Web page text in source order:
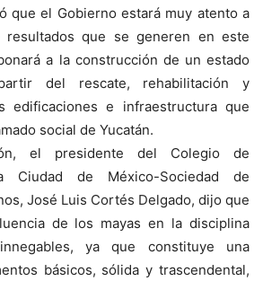
que el Gobierno estará muy atento a
resultados que se generen en este
a la construcción de un estado
del rescate, rehabilitación y
edificaciones e infraestructura que
social de Yucatán.
el presidente del Colegio de
Ciudad de México-Sociedad de
José Luis Cortés Delgado, dijo que
de los mayas en la disciplina
ya que constituye una
básicos, sólida y trascendental,